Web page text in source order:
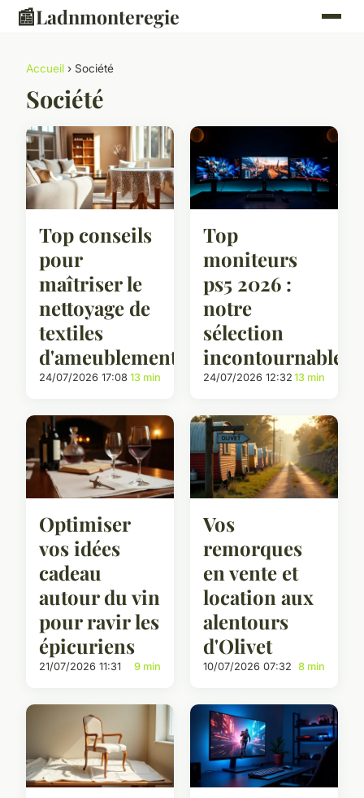
📰Ladnmonteregie
Accueil › Société
Société
Top conseils
pour
maîtriser le
nettoyage de
textiles
d'ameublement
24/07/2026 17:08 13 min
Top
moniteurs
ps5 2026 :
notre
sélection
incontournable
24/07/2026 12:32 13 min
Optimiser
vos idées
cadeau
autour du vin
pour ravir les
épicuriens
21/07/2026 11:31 9 min
Vos
remorques
en vente et
location aux
alentours
d'Olivet
10/07/2026 07:32 8 min